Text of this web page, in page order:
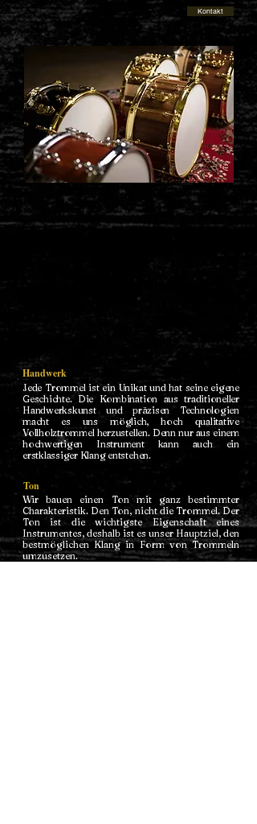
Kontakt
Handwerk
Jede Trommel ist ein Unikat und hat seine eigene
Geschichte. Die Kombination aus traditioneller
Handwerkskunst und präzisen Technologien
macht es uns möglich, hoch qualitative
Vollholztrommel herzustellen. Denn nur aus einem
hochwertigen Instrument kann auch ein
erstklassiger Klang entstehen.
Ton
Wir bauen einen Ton mit ganz bestimmter
Charakteristik. Den Ton, nicht die Trommel. Der
Ton ist die wichtigste Eigenschaft eines
Instrumentes, deshalb ist es unser Hauptziel, den
bestmöglichen Klang in Form von Trommeln
umzusetzen.